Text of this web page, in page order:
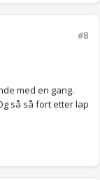
#8
med en gang.
så så fort etter lap